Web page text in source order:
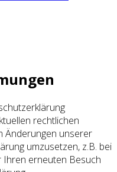
rechtlichen
Änderungen unserer
umzusetzen, z.B. bei
Ihren erneuten Besuch